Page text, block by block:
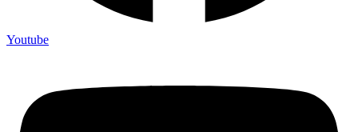
Youtube